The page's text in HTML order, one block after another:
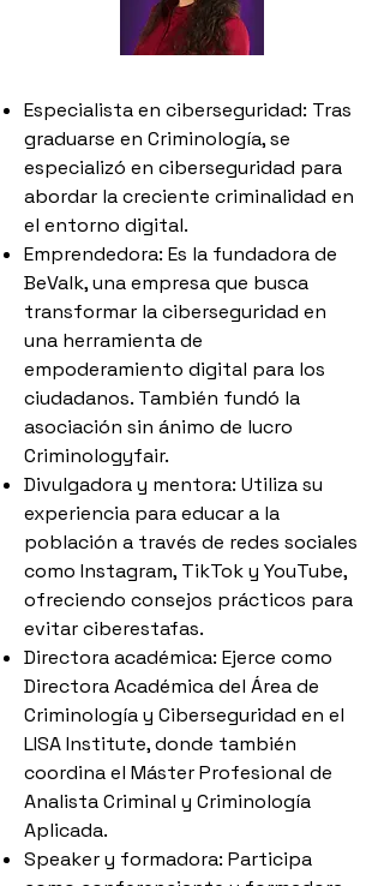
Especialista en ciberseguridad: Tras
graduarse en Criminología, se
especializó en ciberseguridad para
abordar la creciente criminalidad en
el entorno digital.
Emprendedora: Es la fundadora de
BeValk, una empresa que busca
transformar la ciberseguridad en
una herramienta de
empoderamiento digital para los
ciudadanos. También fundó la
asociación sin ánimo de lucro
Criminologyfair.
Divulgadora y mentora: Utiliza su
experiencia para educar a la
población a través de redes sociales
como Instagram, TikTok y YouTube,
ofreciendo consejos prácticos para
evitar ciberestafas.
Directora académica: Ejerce como
Directora Académica del Área de
Criminología y Ciberseguridad en el
LISA Institute, donde también
coordina el Máster Profesional de
Analista Criminal y Criminología
Aplicada.
Speaker y formadora: Participa